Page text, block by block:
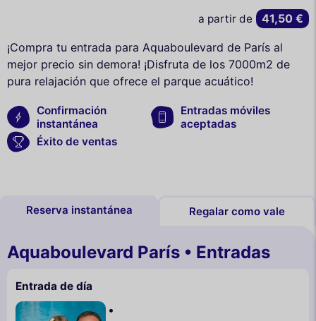
¡Compra tu entrada para Aquaboulevard de París al
mejor precio sin demora! ¡Disfruta de los 7000m2 de
pura relajación que ofrece el parque acuático!
Confirmación
instantánea
Entradas móviles
aceptadas
Éxito de ventas
a partir de 41,50 €
Reserva instantánea Regalar como vale
Aquaboulevard París • Entradas
Entrada de día